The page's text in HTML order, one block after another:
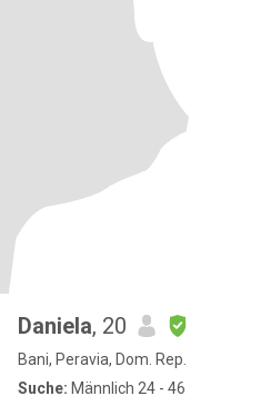
Daniela, 20
Bani, Peravia, Dom. Rep.
Suche: Männlich 24 - 46